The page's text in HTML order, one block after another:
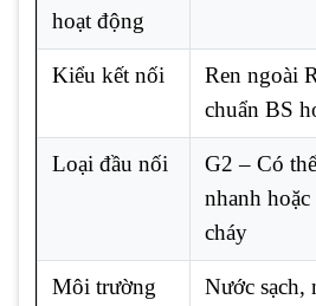
hoạt động
Kiểu kết nối
Ren ngoài
chuẩn BS
Loại đầu nối
G2 – Có
nhanh
cháy
Môi trường
Nước sạch,